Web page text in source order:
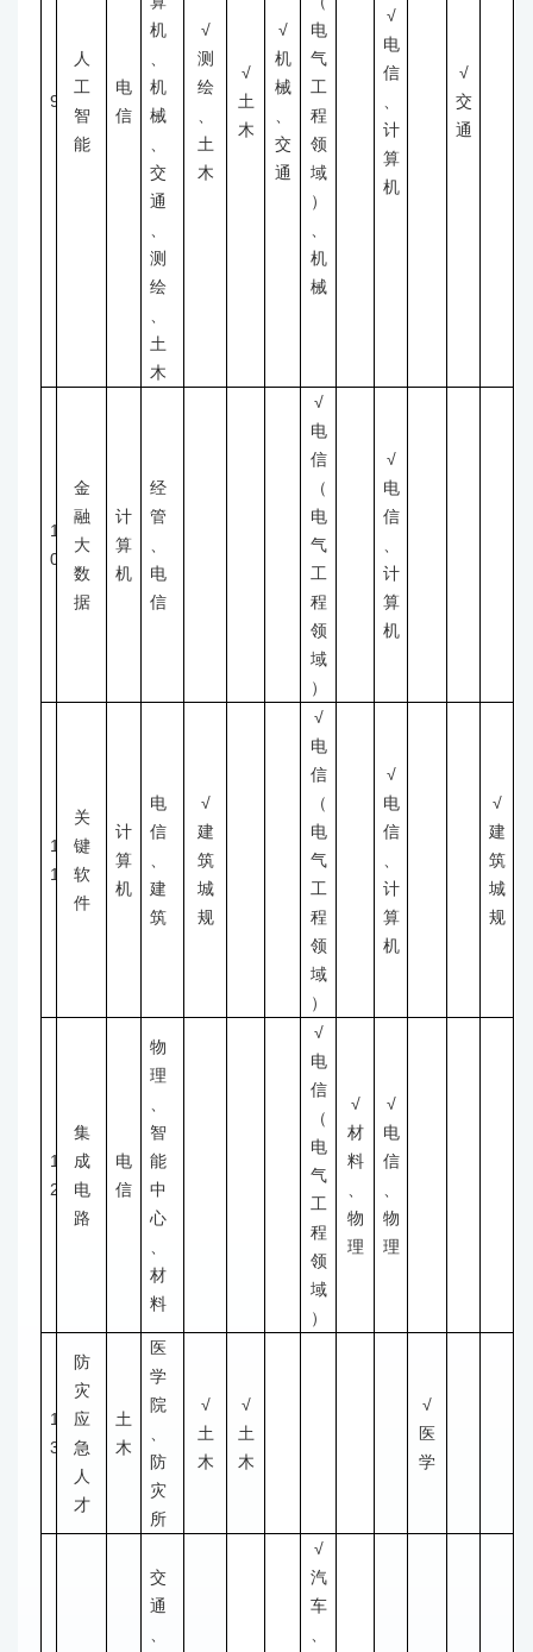
9
人
工
智
能
电
信
机
、
机
械
、
交
通
、
测
绘
、
土
木
√
测
绘
、
土
木
√
土
木
√
机
械
、
交
通
电
气
工
程
领
域
）
、
机
械
√
电
信
、
计
算
机
√
交
通
1
0
金
融
大
数
据
计
算
机
经
管
、
电
信
√
电
信
（
电
气
工
程
领
域
）
√
电
信
、
计
算
机
1
1
关
键
软
件
计
算
机
电
信
、
建
筑
√
建
筑
城
规
√
电
信
（
电
气
工
程
领
域
）
√
电
信
、
计
算
机
√
建
筑
城
规
1
2
集
成
电
路
电
信
物
理
、
智
能
中
心
、
材
料
√
电
信
（
电
气
工
程
领
域
）
√
材
料
、
物
理
√
电
信
、
物
理
1
3
防
灾
应
急
人
才
土
木
医
学
院
、
防
灾
所
√
土
木
√
土
木
√
医
学
交
通
、
√
汽
车
、